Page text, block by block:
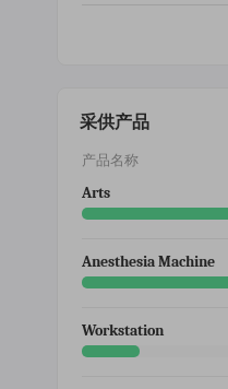
采供产品
产品名称
Arts
Anesthesia Machine
Workstation